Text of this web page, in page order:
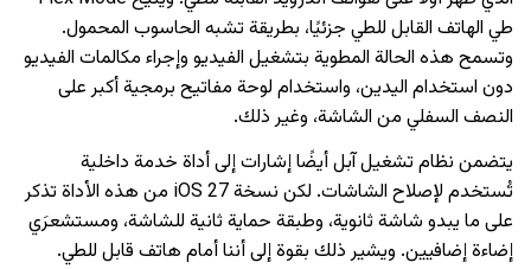
طي الهاتف القابل للطي جزئيًا، بطريقة تشبه الحاسوب المحمول.
وتسمح هذه الحالة المطوية بتشغيل الفيديو وإجراء مكالمات الفيديو
دون استخدام اليدين، واستخدام لوحة مفاتيح برمجية أكبر على
النصف السفلي من الشاشة، وغير ذلك.
يتضمن نظام تشغيل آبل أيضًا إشارات إلى أداة خدمة داخلية
تُستخدم لإصلاح الشاشات. لكن نسخة iOS 27 من هذه الأداة تذكر
على ما يبدو شاشة ثانوية، وطبقة حماية ثانية للشاشة، ومستشعرَي
إضاءة إضافيين. ويشير ذلك بقوة إلى أننا أمام هاتف قابل للطي.